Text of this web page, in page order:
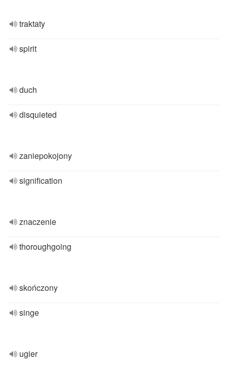
traktaty
spirit
duch
disquieted
zaniepokojony
signification
znaczenie
thoroughgoing
skończony
singe
ugier